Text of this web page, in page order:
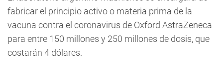
fabricar el principio activo o materia prima de la
vacuna contra el coronavirus de Oxford AstraZeneca
para entre 150 millones y 250 millones de dosis, que
costarán 4 dólares.